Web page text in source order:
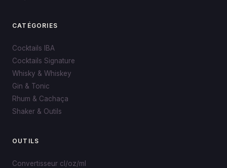
CATÉGORIES
Cocktails IBA
Cocktails Signature
Whisky & Whiskey
Gin & Tonic
Rhum & Cachaça
Shaker & Outils
OUTILS
Convertisseur cl/oz/ml